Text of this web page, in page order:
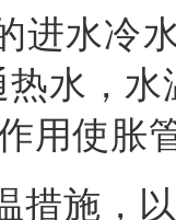
进水冷
热水，
用使胀
措施，